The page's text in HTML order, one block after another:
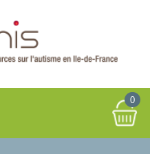
0